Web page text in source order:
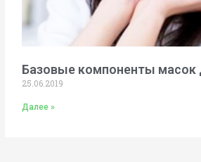
Базовые компоненты масок
25.06.2019
Далее »